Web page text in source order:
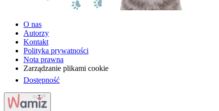
O nas
Autorzy
Kontakt
Polityka prywatności
Nota prawna
Zarządzanie plikami cookie
Dostępność